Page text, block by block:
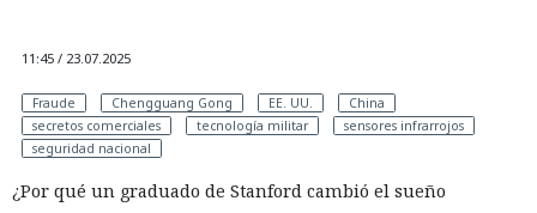
11:45 / 23.07.2025
Fraude Chengguang Gong EE. UU.
China
secretos comerciales
tecnología militar
sensores infrarrojos
seguridad nacional
¿Por qué un graduado de Stanford cambió el sueño